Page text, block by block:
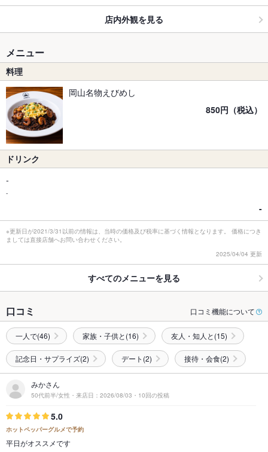
店内外観を見る
メニュー
料理
岡山名物えびめし
850円（税込）
ドリンク
-
-
-
※更新日が2021/3/31以前の情報は、当時の価格及び税率に基づく情報となります。 価格につき
ましては直接店舗へお問い合わせください。
2025/04/04 更新
すべてのメニューを見る
口コミ 口コミ機能について
一人で(46) 家族・子供と(16) 友人・知人と(15)
記念日・サプライズ(2) デート(2) 接待・会食(2)
みかさん
50代前半/女性・来店日：2026/08/03・10回の投稿
5.0
ホットペッパーグルメで予約
平日がオススメです